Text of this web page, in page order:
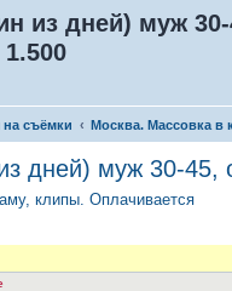
из дней) муж
1.500
съёмки Москва. Массовка в
дней) муж 30-45,
клипы. Оплачивается